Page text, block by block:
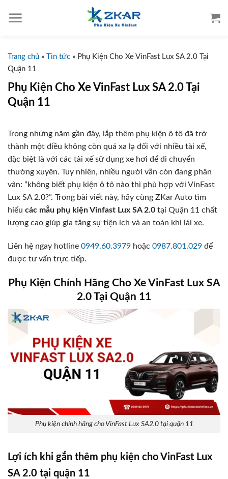
Trang chủ » Tin tức » Phụ Kiện Cho Xe VinFast Lux SA 2.0 Tại
Quận 11
Phụ Kiện Cho Xe VinFast Lux SA 2.0 Tại
Quận 11
Trong những năm gần đây, lắp thêm phụ kiện ô tô đã trở
thành một điều không còn quá xa lạ đối với nhiều tài xế,
đặc biệt là với các tài xế sử dụng xe hơi để di chuyển
thường xuyên. Tuy nhiên, nhiều người vẫn còn đang phân
vân: “không biết phụ kiện ô tô nào thì phù hợp với VinFast
Lux SA 2.0?”. Trong bài viết này, hãy cùng ZKar Auto tìm
hiểu các mẫu phụ kiện Vinfast Lux SA 2.0 tại Quận 11 chất
lượng cao giúp gia tăng sự tiện ích và an toàn khi lái xe.
Liên hệ ngay hotline 0949.60.3979 hoặc 0987.801.029 để
được tư vấn trực tiếp.
Phụ Kiện Chính Hãng Cho Xe VinFast Lux SA
2.0 Tại Quận 11
Phụ kiện chính hãng cho VinFast Lux SA2.0 tại quận 11
Lợi ích khi gắn thêm phụ kiện cho VinFast Lux
SA 2.0 tại quận 11